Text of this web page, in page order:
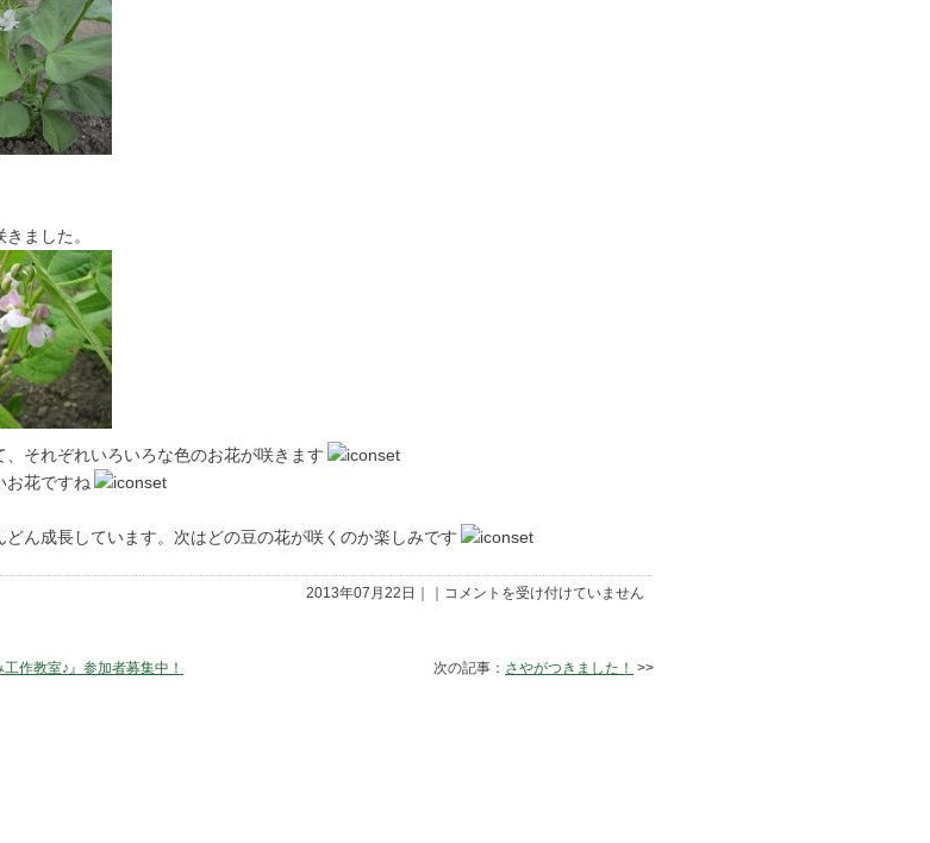
ました。
、それぞれいろいろな色のお花が咲きます
お花ですね
どん成長しています。次はどの豆の花が咲くのか楽しみです
2013年07月22日｜｜
豆
き
コメントを受け付けていません
次の記事： さやがつきました！ >>
工作教室♪』参加者募集中！